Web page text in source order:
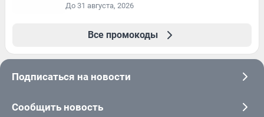
До 31 августа, 2026
Все промокоды
Подписаться на новости
Сообщить новость